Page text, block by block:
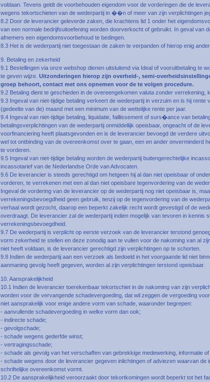
voldaan. Tevens geldt de voorbehouden eigendom voor de vorderingen die de
wegens tekortschieten van de wederpartij in ��n of meer van zijn verplichtingen
8.2 Door de leverancier geleverde zaken, die krachtens lid 1 onder het
van een normale bedrijfsuitoefening worden doorverkocht of gebruikt. In geval van
afnemers een eigendomsvoorbehoud te bedingen.
8.3 Het is de wederpartij niet toegestaan de zaken te verpanden of hierop enig
9. Betaling en zekerheid
9.1 Bestellingen via onze webshop dienen uitsluitend via Ideal of vooruitbetaling te
te geven wijze. Uitzonderingen hierop zijn overheid-, semi-
groep behoort, contact met ons opnemen voor de te volgen procedure.
9.2 Betaling dient te geschieden in de overeengekomen valuta zonder verrekening,
9.3 Ingeval van niet-tijdige betaling verkeert de wederpartij in verzuim en is hij rente
(gedeelte van de) maand met een minimum van de wettelijke rente per jaar.
9.4 Ingeval van niet-tijdige betaling, liquidatie, faillissement of surs�ance van
betalingsverplichtingen van de wederpartij onmiddellijk opeisbaar, ongeacht of de
voorfinanciering heeft plaatsgevonden en is de leverancier bevoegd de verdere
wel tot ontbinding van de overeenkomst over te gaan, een en ander onverminderd
te vorderen.
9.5 Ingeval van niet-tijdige betaling worden de wederpartij buitengerechtelijke
incassotarief van de Nederlandse Orde van Advocaten.
9.6 De leverancier is steeds gerechtigd om hetgeen hij al dan niet opeisbaar of
vorderen, te verrekenen met een al dan niet opeisbare tegenvordering van de
Ingeval de vordering van de leverancier op de wederpartij nog niet opeisbaar is,
verrekeningsbevoegdheid geen gebruik, tenzij op de tegenvordering van de
verhaal wordt gezocht, daarop een beperkt zakelijk recht wordt gevestigd of de
overdraagt. De leverancier zal de wederpartij indien mogelijk van tevoren in kennis
verrekeningsbevoegdheid.
9.7 De wederpartij is verplicht op eerste verzoek van de leverancier terstond
vorm zekerheid te stellen en deze zonodig aan te vullen voor de nakoming van al
niet heeft voldaan, is de leverancier gerechtigd zijn verplichtingen op te schorten.
9.8 Indien de wederpartij aan een verzoek als bedoeld in het voorgaande lid niet
aanmaning gevolg heeft gegeven, worden al zijn verplichtingen terstond opeisbaar.
10. Aansprakelijkheid
10.1 Indien de leverancier toerekenbaar tekortschiet in de nakoming van zijn
worden voor de vervangende schadevergoeding, dat wil zeggen de vergoeding
niet aansprakelijk voor enige andere vorm van schade, waaronder begrepen:
- aanvullende schadevergoeding in welke vorm dan ook;
- indirecte schade;
- gevolgschade;
- schade wegens gederfde winst;
- vertragingsschade;
- schade als gevolg van het verschaffen van gebrekkige medewerking, informatie
- schade wegens door de leverancier gegeven inlichtingen of adviezen waarvan de
schriftelijke overeenkomst vormt.
10.2 De aansprakelijkheid veroorzaakt door tekortkomingen wordt beperkt tot het